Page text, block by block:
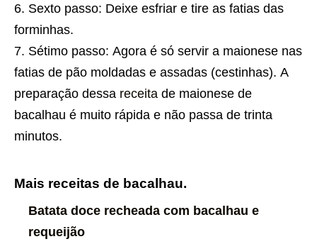
Sexto passo: Deixe esfriar e tire as fatias das
forminhas.
Sétimo passo: Agora é só servir a maionese nas
fatias de pão moldadas e assadas (cestinhas). A
preparação dessa receita de maionese de
bacalhau é muito rápida e não passa de trinta
minutos.
Mais receitas de bacalhau.
Batata doce recheada com bacalhau e
requeijão